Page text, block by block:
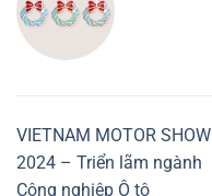
VIETNAM MOTOR SHOW
2024 – Triển lãm ngành
Công nghiệp Ô tô